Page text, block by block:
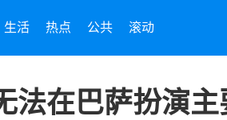
生活 热点 公共 滚动
法在巴萨扮演主